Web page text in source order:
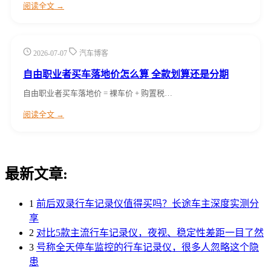
阅读全文 →
2026-07-07 汽车博客
自由职业者买车落地价怎么算 全款划算还是分期
自由职业者买车落地价 = 裸车价 + 购置税…
阅读全文 →
最新文章:
1 前后双录行车记录仪值得买吗？长途车主深度实测分
享
2 对比5款主流行车记录仪，夜视、稳定性差距一目了然
3 号称全天停车监控的行车记录仪，很多人忽略这个隐
患